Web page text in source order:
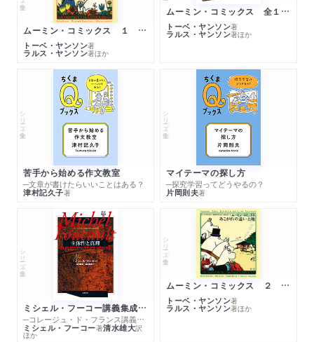
ムーミン・コミックス １ 黄金のしっぽ
トーベ・ヤンソン著
ラルス・ヤンソン著ほか
ムーミン・コミックス 全１４巻セット
トーベ・ヤンソン著
ラルス・ヤンソン著ほか
シリーズ・全集
苦手から始める作文教室
─文章が書けたらいいことはある？
津村記久子著
シリーズ・全集
マイテーマの探し方
─探究学習ってどうやるの？
片岡則夫著
シリーズ・全集
ミシェル・フーコー講義集成１０ 主体性と真理
─コレージュ・ド・フランス講義１９８０－１９８１年度
ミシェル・フーコー著清水雄大訳
ほか
シリーズ・全集
ムーミン・コミックス ２ あこがれの遠い土地
トーベ・ヤンソン著
ラルス・ヤンソン著ほか